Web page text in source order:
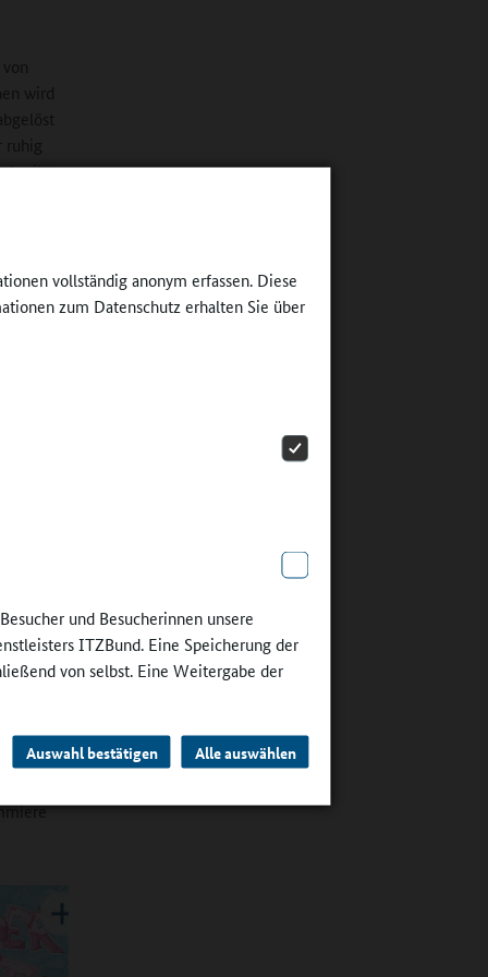
vollständig anonym erfassen. Diese
zum Datenschutz erhalten Sie über
und Besucherinnen unsere
ITZBund. Eine Speicherung der
von selbst. Eine Weitergabe der
Auswahl bestätigen Alle auswählen
wird
ruhig
der
des
Jörg